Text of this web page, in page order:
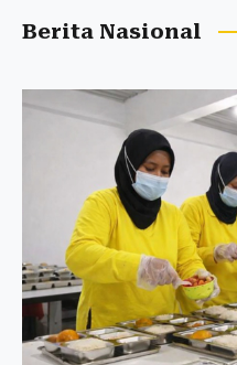
Berita Nasional